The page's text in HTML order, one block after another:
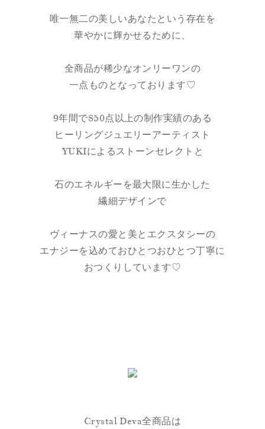
唯一無二の美しいあなたという存在を
華やかに輝かせるために、
全商品が稀少なオンリーワンの
一点ものとなっております♡
9年間で850点以上の制作実績のある
ヒーリングジュエリーアーティスト
YUKIによるストーンセレクトと
石のエネルギーを最大限に生かした
繊細デザインで
ヴィーナスの愛と美とエクスタシーの
エナジーを込めておひとつおひとつ丁寧に
おつくりしています♡
Crystal Deva全商品は